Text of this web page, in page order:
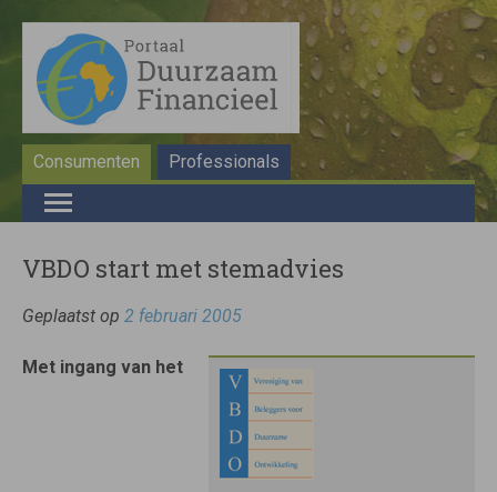
Consumenten Professionals
VBDO start met stemadvies
Geplaatst op 2 februari 2005
Met ingang van het